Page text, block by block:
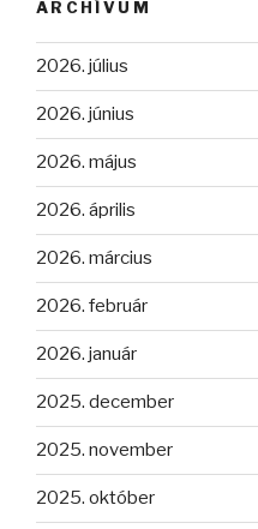
ARCHÍVUM
2026. július
2026. június
2026. május
2026. április
2026. március
2026. február
2026. január
2025. december
2025. november
2025. október